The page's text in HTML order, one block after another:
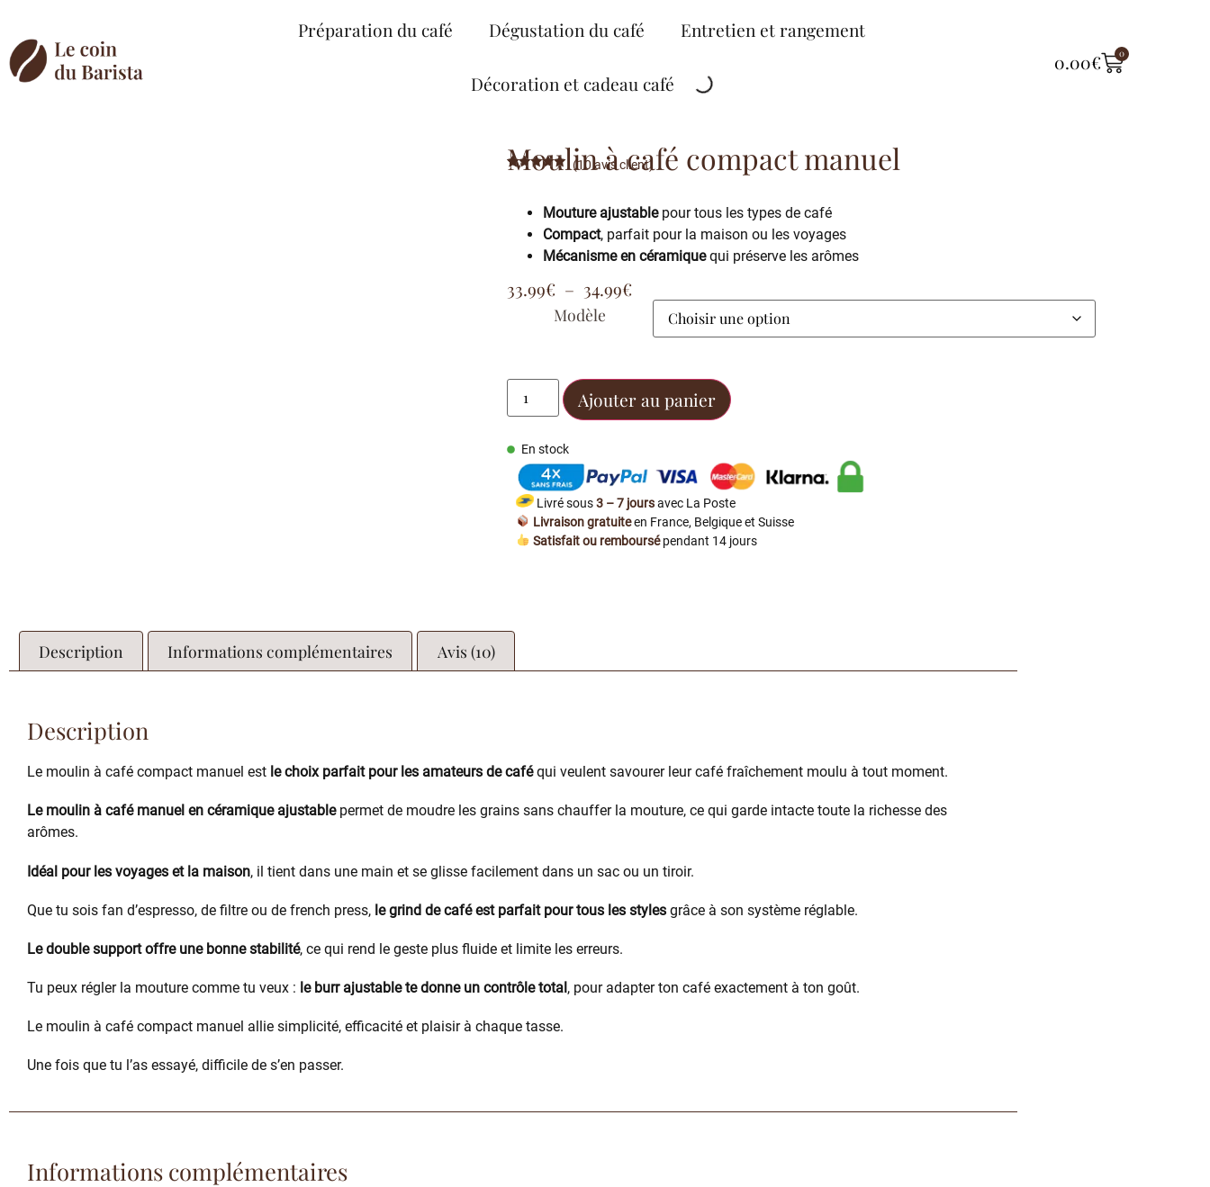
Préparation du café Dégustation du café Entretien et rangement
Décoration et cadeau café
0.00€ 0
Moulin à café compact manuel
notations
(10avis client)
Mouture ajustablepour tous les types de café
Compact, parfait pour la maison ou les voyages
Mécanisme en céramiquequi préserve les arômes
33.99€ – 34.99€
Modèle
Ajouter au panier
En stock
Livré sous3 – 7 joursavec La Poste
Livraison gratuiteen France, Belgique et Suisse
Satisfait ou remboursépendant 14 jours
Description Informations complémentaires Avis (10)
Description
Le moulin à café compact manuel est le choix parfait pour les amateurs de caféqui veulent savourer leur café fraîchement moulu à tout moment.
Le moulin à café manuel en céramique ajustablepermet de moudre les grains sans chauffer la mouture, ce qui garde intacte toute la richesse des
arômes.
Idéal pour les voyages et la maison, il tient dans une main et se glisse facilement dans un sac ou un tiroir.
Que tu sois fan d’espresso, de filtre ou de french press, le grind de café est parfait pour tous les styles grâce à son système réglable.
Le double support offre une bonne stabilité, ce qui rend le geste plus fluide et limite les erreurs.
Tu peux régler la mouture comme tu veux : le burr ajustable te donne un contrôle total, pour adapter ton café exactement à ton goût.
Le moulin à café compact manuel allie simplicité, efficacité et plaisir à chaque tasse.
Une fois que tu l’as essayé, difficile de s’en passer.
Informations complémentaires